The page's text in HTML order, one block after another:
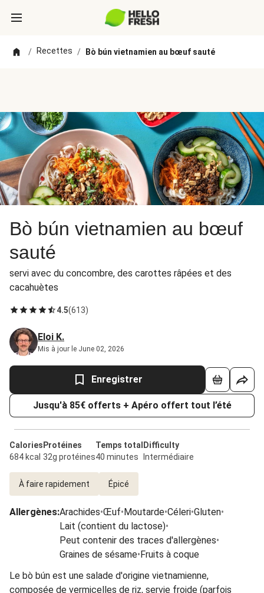
/ Recettes / Bò bún vietnamien au bœuf sauté
Bò bún vietnamien au bœuf
sauté
servi avec du concombre, des carottes râpées et des
cacahuètes
4.5(613)
Eloi K.
Mis à jour le June 02, 2026
Enregistrer
Jusqu'à 85€ offerts + Apéro offert tout l’été
Calories
684 kcal
Protéines
32g protéines
Temps total
40 minutes
Difficulty
Intermédiaire
À faire rapidement Épicé
Allergènes:Arachides•Œuf•Moutarde•Céleri•Gluten•
Lait (contient du lactose)•
Peut contenir des traces d'allergènes•
Graines de sésame•Fruits à coque
Le bò bún est une salade d'origine vietnamienne,
composée de vermicelles de riz, servie froide (parfois